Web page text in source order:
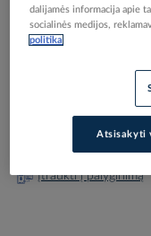
beginning
the
mėlynas L-1m
Elektrobalt prekės kodas
Įtraukti į palyginimą
dalijamės informacija apie
socialinės medijos,
politika
Atsisakyti